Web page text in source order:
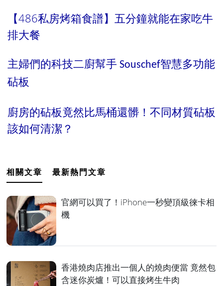
【486私房烤箱食譜】五分鐘就能在家吃牛
排大餐
主婦們的科技二廚幫手 Souschef智慧多功能
砧板
廚房的砧板竟然比馬桶還髒！不同材質砧板
該如何清潔？
相關文章 最新熱門文章
官網可以買了！iPhone一秒變頂級徠卡相
機
香港燒肉店推出一個人的燒肉便當 竟然包
含迷你炭爐！可以直接烤生牛肉